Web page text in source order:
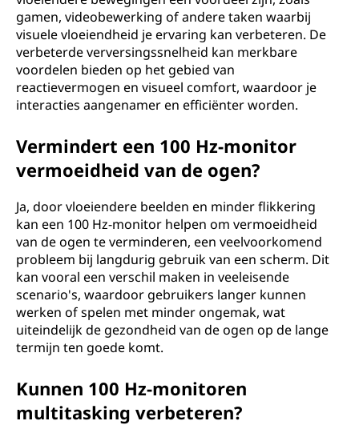
gamen, videobewerking of andere taken waarbij
visuele vloeiendheid je ervaring kan verbeteren. De
verbeterde verversingssnelheid kan merkbare
voordelen bieden op het gebied van
reactievermogen en visueel comfort, waardoor je
interacties aangenamer en efficiënter worden.
Vermindert een 100 Hz-monitor
vermoeidheid van de ogen?
Ja, door vloeiendere beelden en minder flikkering
kan een 100 Hz-monitor helpen om vermoeidheid
van de ogen te verminderen, een veelvoorkomend
probleem bij langdurig gebruik van een scherm. Dit
kan vooral een verschil maken in veeleisende
scenario's, waardoor gebruikers langer kunnen
werken of spelen met minder ongemak, wat
uiteindelijk de gezondheid van de ogen op de lange
termijn ten goede komt.
Kunnen 100 Hz-monitoren
multitasking verbeteren?